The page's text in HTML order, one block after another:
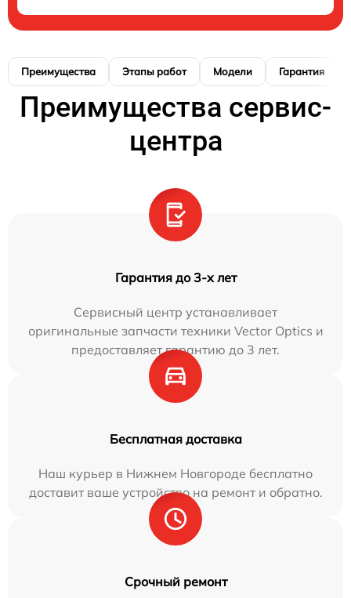
Преимущества Этапы работ Модели Гарантия
Преимущества сервис-
центра
Гарантия до 3-х лет
Сервисный центр устанавливает
оригинальные запчасти техники Vector Optics и
предоставляет гарантию до 3 лет.
Бесплатная доставка
Наш курьер в Нижнем Новгороде бесплатно
доставит ваше устройство на ремонт и обратно.
Срочный ремонт